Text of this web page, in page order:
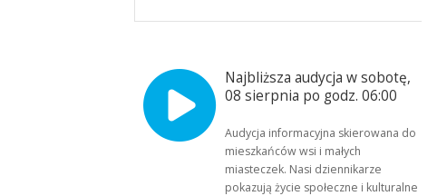
Najbliższa audycja w sobotę,
08 sierpnia po godz. 06:00
Audycja informacyjna skierowana do
mieszkańców wsi i małych
miasteczek. Nasi dziennikarze
pokazują życie społeczne i kulturalne